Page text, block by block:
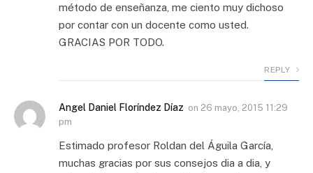
método de enseñanza, me ciento muy dichoso
por contar con un docente como usted.
GRACIAS POR TODO.
REPLY
Angel Daniel Floríndez Díaz on 26 mayo, 2015 11:29
pm
Estimado profesor Roldan del Águila García,
muchas gracias por sus consejos dia a dia, y